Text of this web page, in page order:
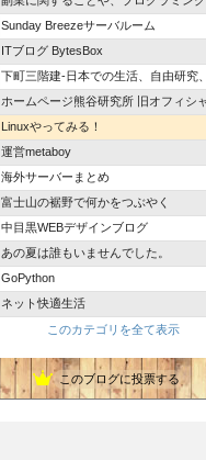
Sunday Breezeサーバルーム
ITブログ BytesBox
下町三階建-日本での生活、自由研究、断片的
ホームページ熊谷研究所 旧オフィシ
Linuxやってみる！
運営metaboy
海外サーバーまとめ
富士山の裾野で何かをつぶやく
中目黒WEBデザインブログ
あの夏は誰もいませんでした。
GoPython
ネット快適生活
このカテゴリを全て表示
このブログに投票する